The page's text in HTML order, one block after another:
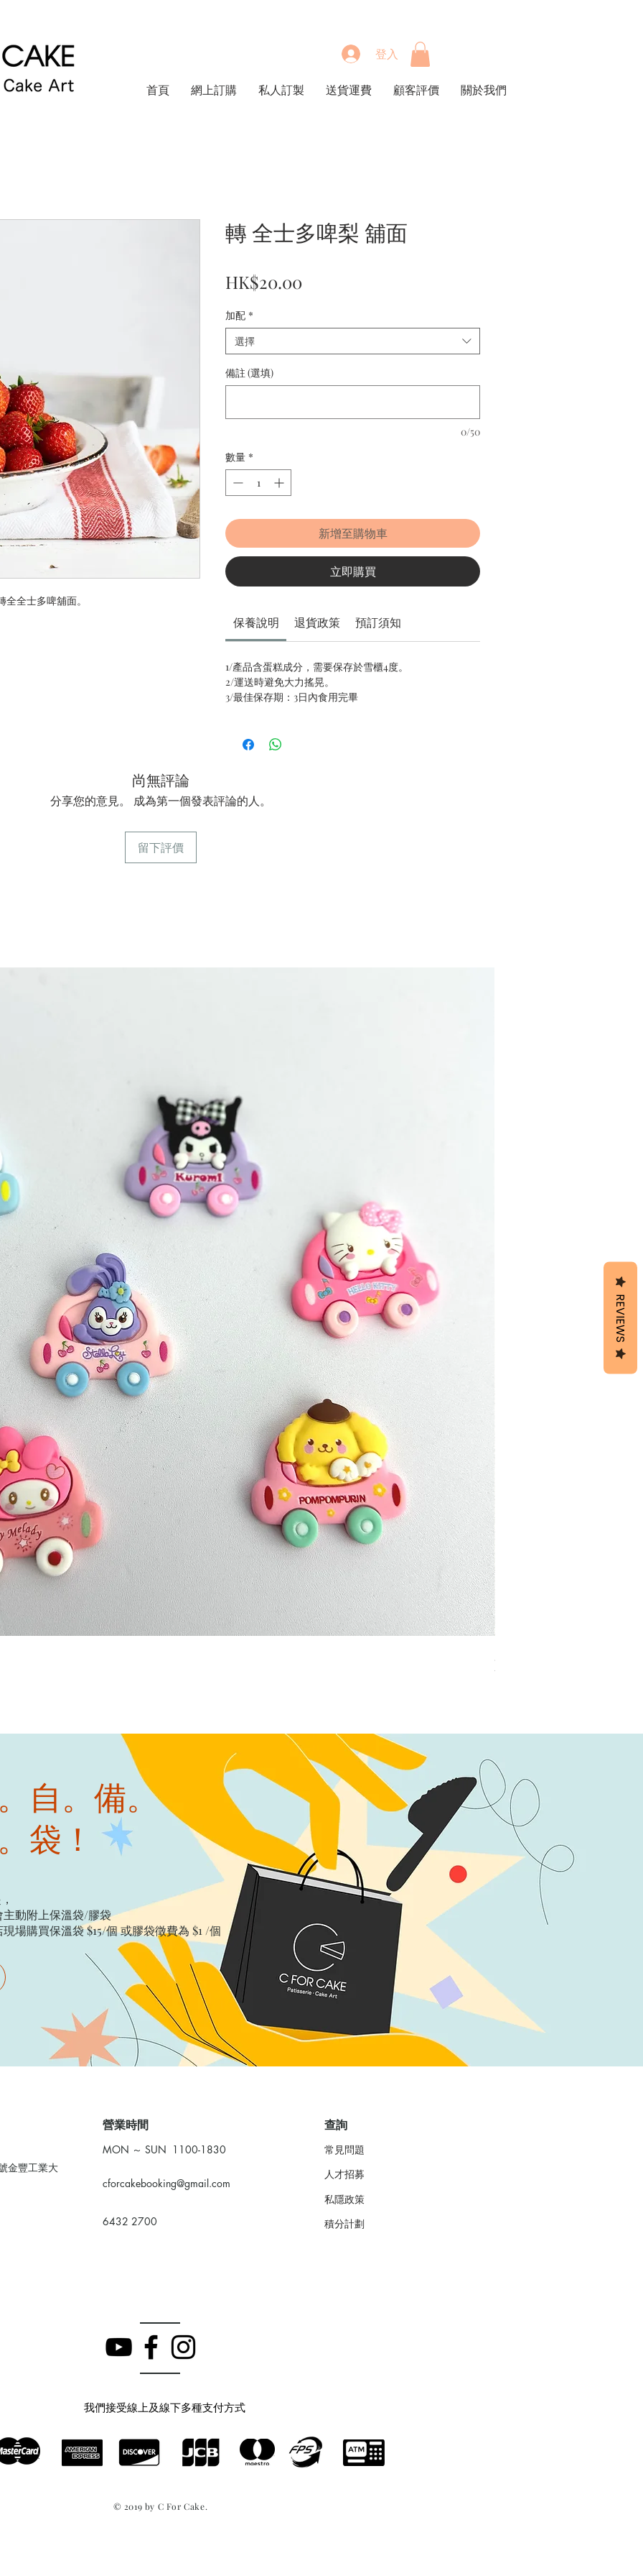
登入
首頁 網上訂購 私人訂製 送貨運費 顧客評價 關於我們
全士多啤舖面。
轉 全士多啤梨 舖面
HK$20.00
加配 *
選擇
備註 (選填)
0/50
數量 *
新增至購物車
立即購買
保養說明 退貨政策 預訂須知
1/產品含蛋糕成分，需要保存於雪櫃4度。
2/運送時避免大力搖晃。
3/最佳保存期：3日內食用完畢
尚無評論
分享您的意見。 成為第一個發表評論的人。
留下評價
無庫存
自。備。
袋！
動附上保溫袋/膠袋​
場購買保溫袋 $15/個​ 或膠袋徵費為 $1 /個
金豐工業大
​營業時間
MON ～ SUN 1100-1830
cforcakebooking@gmail.com
6432 2700
查詢
常見問題
人才招募
私隱政策
​積分計劃
我們接受線上及線下多種支付方式
© 2019 by C For Cake.
REVIEWS